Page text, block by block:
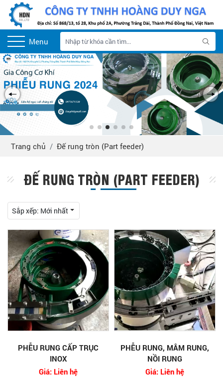
Menu
Trang chủ Đế rung tròn (Part feeder)
ĐẾ RUNG TRÒN (PART FEEDER)
Sắp xếp: Mới nhất
PHỄU RUNG CẤP TRỤC
INOX
Giá: Liên hệ
PHỄU RUNG, MÂM RUNG,
NỒI RUNG
Giá: Liên hệ